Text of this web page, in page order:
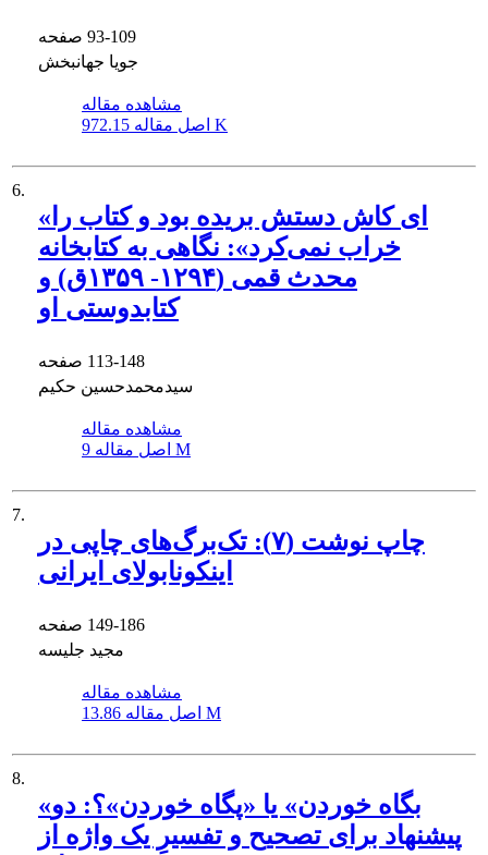
93-109
جویا جهانبخش
مشاهده مقاله
اصل مقاله 972.15 K
6.
«ای کاش دستش بریده بود و کتاب را
خراب نمی‌کرد»: نگاهی به کتابخانه
محدث قمی (۱۲۹۴- ۱۳۵۹ق) و
کتابدوستی او
113-148
سیدمحمدحسین حکیم
مشاهده مقاله
اصل مقاله 9 M
7.
چاپ نوشت (۷): تک‌برگ‌های چاپی در
اینکونابولای ایرانی
149-186
مجید جلیسه
مشاهده مقاله
اصل مقاله 13.86 M
8.
«بگاه خوردن» یا «پگاه خوردن»؟: دو
پیشنهاد برای تصحیح و تفسیرِ یک واژه از